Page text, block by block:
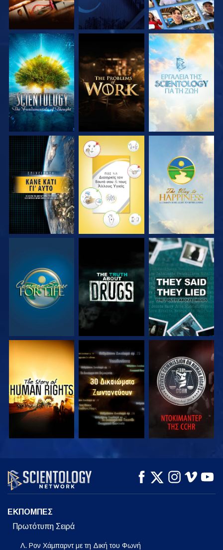
ΕΞΕΡΕΥΝΗΣΤΕ ΤΗ
ΣΕΙΡΑ
ΕΞΕΡΕΥΝΗΣΤΕ ΤΗ
ΣΕΙΡΑ
ΕΞΕΡΕΥΝΗΣΤΕ ΤΗ
ΣΕΙΡΑ
ΠΑΡΑΚΟΛΟΥΘΗΣΤΕ ΠΑΡΑΚΟΛΟΥΘΗΣΤΕ ΠΑΡΑΚΟΛΟΥΘΗΣΤΕ
ΠΑΡΑΚΟΛΟΥΘΗΣΤΕ ΠΑΡΑΚΟΛΟΥΘΗΣΤΕ ΠΑΡΑΚΟΛΟΥΘΗΣΤΕ
ΠΑΡΑΚΟΛΟΥΘΗΣΤΕ ΠΑΡΑΚΟΛΟΥΘΗΣΤΕ ΠΑΡΑΚΟΛΟΥΘΗΣΤΕ
ΠΑΡΑΚΟΛΟΥΘΗΣΤΕ ΠΑΡΑΚΟΛΟΥΘΗΣΤΕ
ΕΞΕΡΕΥΝΗΣΤΕ ΤΗ
ΣΕΙΡΑ
ΕΚΠΟΜΠΕΣ
Πρωτότυπη Σειρά
Λ. Ρον Χάμπαρντ με τη Δική του Φωνή